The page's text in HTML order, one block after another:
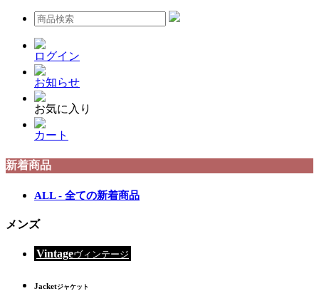
ログイン
お知らせ
お気に入り
カート
新着商品
ALL - 全ての新着商品
メンズ
Vintageヴィンテージ
Jacketジャケット